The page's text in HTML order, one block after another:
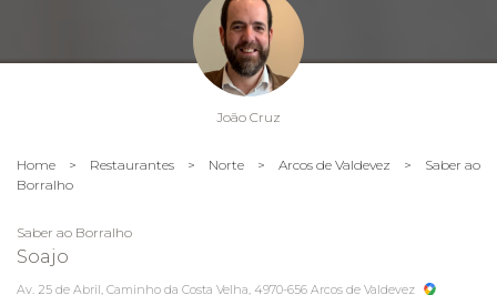
João Cruz
Home > Restaurantes > Norte > Arcos de Valdevez > Saber ao
Borralho
Saber ao Borralho
Soajo
Av. 25 de Abril, Caminho da Costa Velha, 4970-656 Arcos de Valdevez